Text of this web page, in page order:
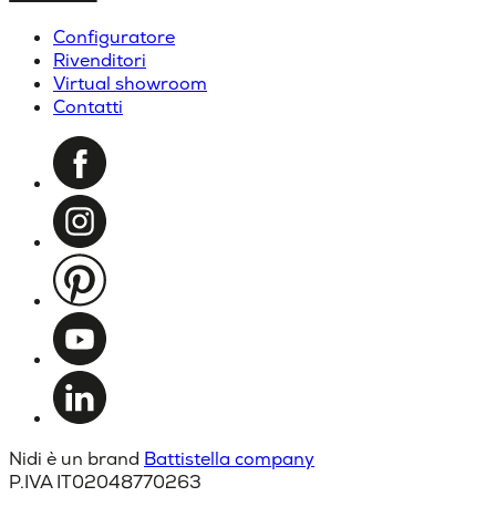
Configuratore
Rivenditori
Virtual showroom
Contatti
Nidi è un brand Battistella company
P.IVA IT02048770263